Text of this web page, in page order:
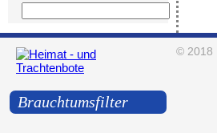
Brauchtumsfilter
© 2018